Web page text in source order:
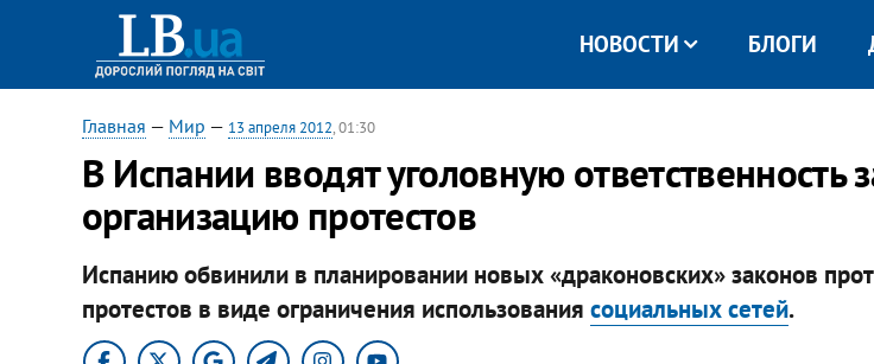
НОВОСТИ БЛОГИ
Главная — Мир — 13 апреля 2012, 01:30
В Испании вводят уголовную ответственность
организацию протестов
Испанию обвинили в планировании новых «драконовских» законов
протестов в виде ограничения использования социальных сетей.